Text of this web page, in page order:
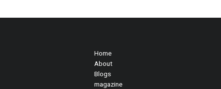
Home
About
Blogs
magazine